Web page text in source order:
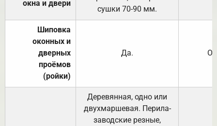
окна и двери
сушки 70-90 мм.
Шиповка
оконных и
дверных
проёмов
(ройки)
Да.
Деревянная, одно или
двухмаршевая. Перила-
заводские резные,